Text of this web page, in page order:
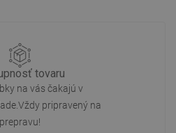
tovaru
na vás čakajú v
pripravený na
prepravu!